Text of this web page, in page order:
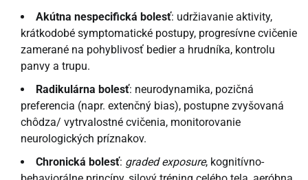
Akútna nespecifická bolesť: udržiavanie aktivity,
krátkodobé symptomatické postupy, progresívne cvičenie
zamerané na pohyblivosť bedier a hrudníka, kontrolu
panvy a trupu.
Radikulárna bolesť: neurodynamika, pozičná
preferencia (napr. extenčný bias), postupne zvyšovaná
chôdza/ vytrvalostné cvičenia, monitorovanie
neurologických príznakov.
Chronická bolesť: graded exposure, kognitívno-